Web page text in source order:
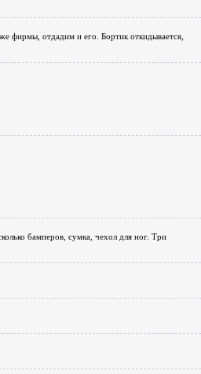
фирмы, отдадим и его. Бортик откидывается,
бамперов, сумка, чехол для ног. Три